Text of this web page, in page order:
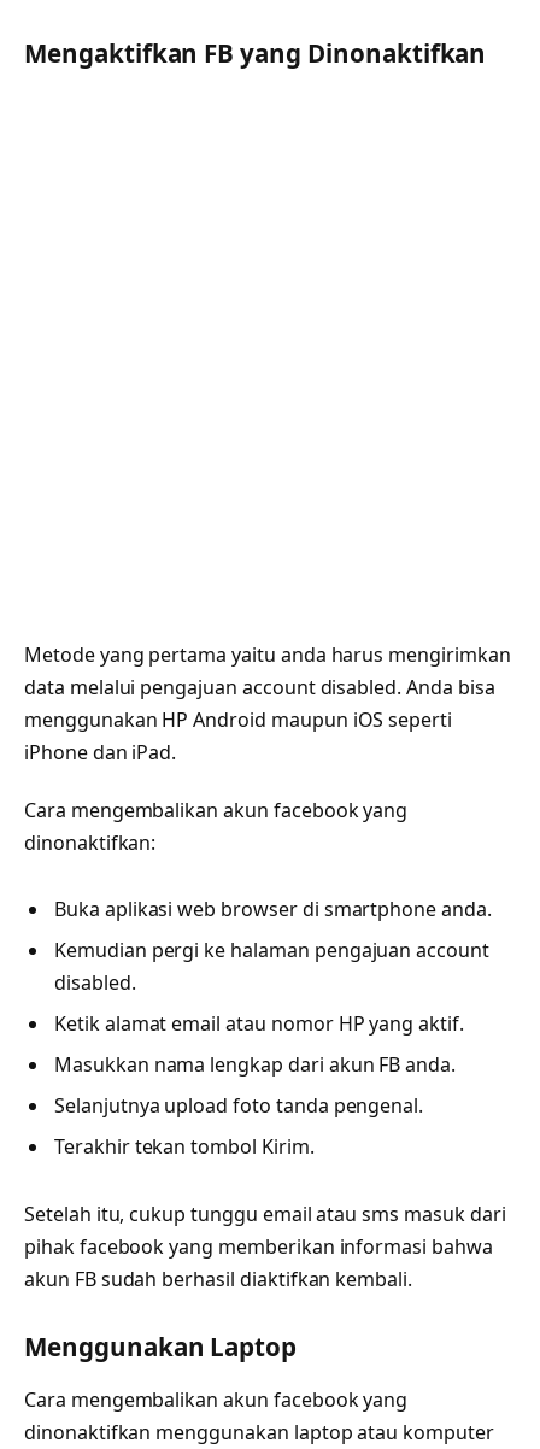
Mengaktifkan FB yang Dinonaktifkan
Metode yang pertama yaitu anda harus mengirimkan
data melalui pengajuan account disabled. Anda bisa
menggunakan HP Android maupun iOS seperti
iPhone dan iPad.
Cara mengembalikan akun facebook yang
dinonaktifkan:
Buka aplikasi web browser di smartphone anda.
Kemudian pergi ke halaman pengajuan account
disabled.
Ketik alamat email atau nomor HP yang aktif.
Masukkan nama lengkap dari akun FB anda.
Selanjutnya upload foto tanda pengenal.
Terakhir tekan tombol Kirim.
Setelah itu, cukup tunggu email atau sms masuk dari
pihak facebook yang memberikan informasi bahwa
akun FB sudah berhasil diaktifkan kembali.
Menggunakan Laptop
Cara mengembalikan akun facebook yang
dinonaktifkan menggunakan laptop atau komputer